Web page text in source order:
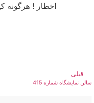
اخطار ! هرگونه
قبلی
سالن نمایشگاه شماره 415